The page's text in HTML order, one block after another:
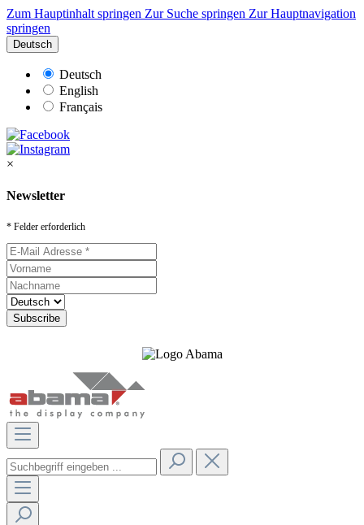
Zum Hauptinhalt springen Zur Suche springen Zur Hauptnavigation
springen
Deutsch
Deutsch
English
Français
×
Newsletter
* Felder erforderlich